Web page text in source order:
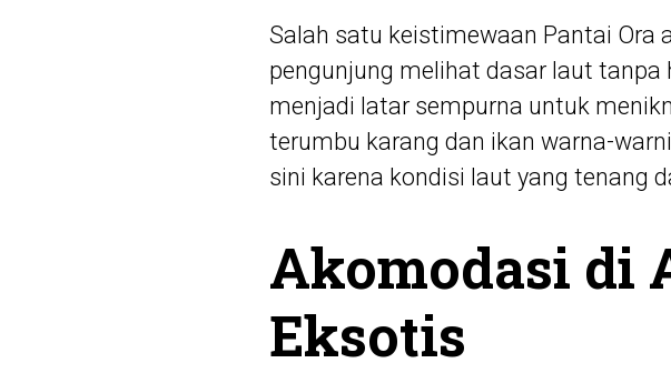
Salah satu keistimewaan Pantai Ora
pengunjung melihat dasar laut tanpa
menjadi latar sempurna untuk
terumbu karang dan ikan warna-
sini karena kondisi laut yang tenang
Akomodasi di
Eksotis